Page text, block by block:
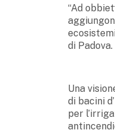
“Ad
di Padova.
Una
di bacini
per